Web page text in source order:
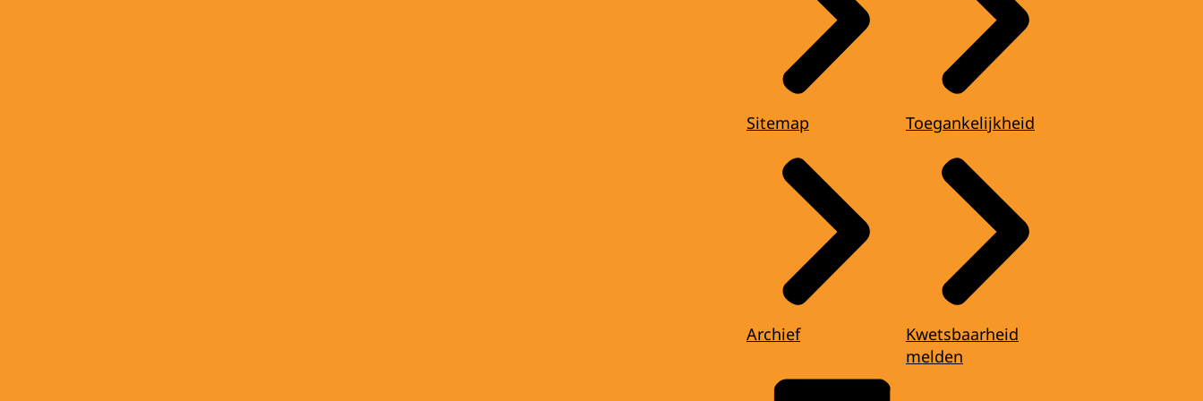
Sitemap
Archief
Toegankelijkheid
Kwetsbaarheid
melden